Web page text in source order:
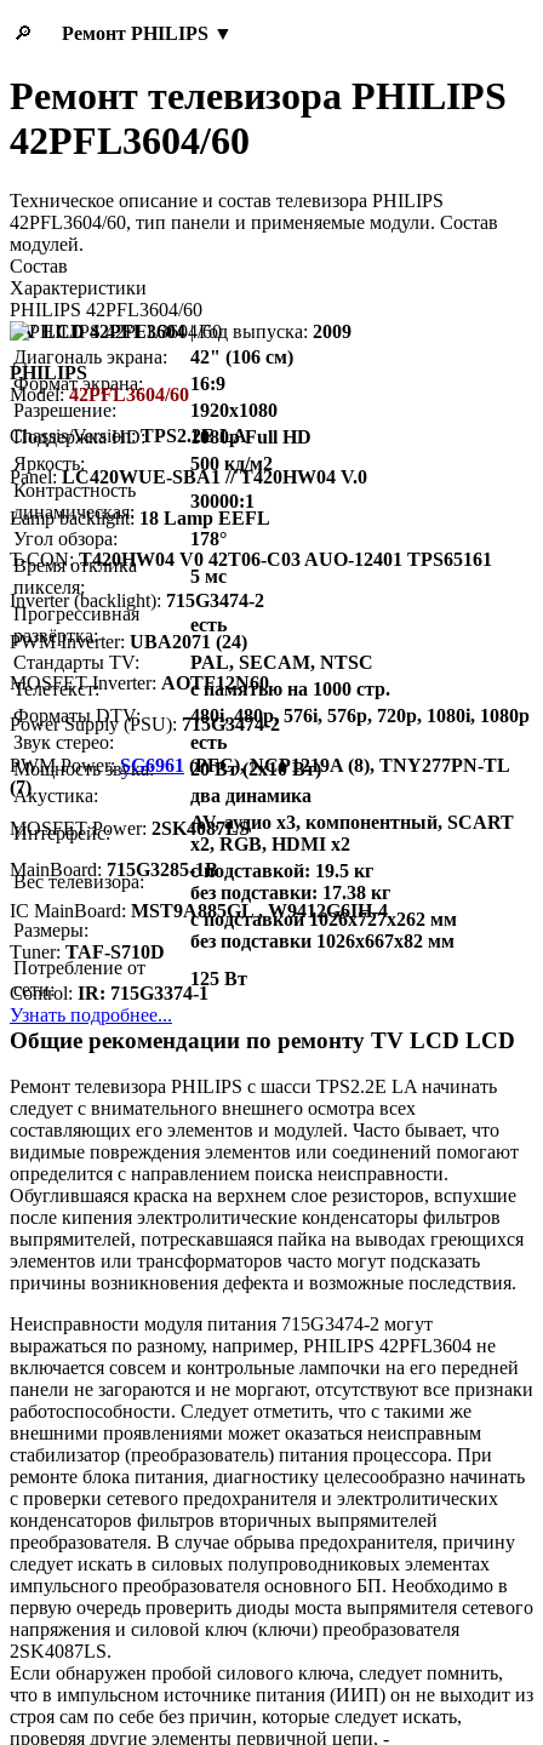
🔎 Ремонт PHILIPS ▼
Ремонт телевизора PHILIPS
42PFL3604/60
Техническое описание и состав телевизора PHILIPS
42PFL3604/60, тип панели и применяемые модули. Состав
модулей.
Состав
Характеристики
PHILIPS 42PFL3604/60
TV LCD 42PFL3604| Год выпуска: 2009
Диагональ экрана:
42" (106 см)
Формат экрана:
16:9
Разрешение:
1920x1080
Поддержка HD:
1080p Full HD
Яркость:
500 кд/м2
Контрастность
динамическая:
30000:1
Угол обзора:
178°
Время отклика
пикселя:
5 мс
Прогрессивная
развёртка:
есть
Стандарты TV:
PAL, SECAM, NTSC
Телетекст:
с памятью на 1000 стр.
Форматы DTV:
480i, 480p, 576i, 576p, 720p, 1080i, 1080p
Звук стерео:
есть
Мощность звука:
20 Вт (2х10 Вт)
Акустика:
два динамика
Интерфейс:
AV, аудио x3, компонентный, SCART
x2, RGB, HDMI x2
Вес телевизора:
с подставкой: 19.5 кг
без подставки: 17.38 кг
Размеры:
с подставкой 1026x727x262 мм
без подставки 1026x667x82 мм
Потребление от
сети:
125 Вт
Узнать подробнее...
PHILIPS
Model:42PFL3604/60
Chassis/Version:TPS2.2E LA
Panel:LC420WUE-SBA1 // T420HW04 V.0
Lamp backlight: 18 Lamp EEFL
T-CON:T420HW04 V0 42T06-C03 AUO-12401 TPS65161
Inverter (backlight): 715G3474-2
PWM Inverter: UBA2071 (24)
MOSFET Inverter: AOTF12N60
Power Supply (PSU): 715G3474-2
PWM Power:SG6961 (PFC), NCP1219A (8), TNY277PN-TL
(7)
MOSFET Power: 2SK4087LS
MainBoard: 715G3285-1B
IC MainBoard: MST9A885GL , W9412G6IH-4
Тuner: TAF-S710D
Control: IR: 715G3374-1
Общие рекомендации по ремонту TV LCD LCD
Ремонт телевизора PHILIPS с шасси TPS2.2E LA начинать
следует с внимательного внешнего осмотра всех
составляющих его элементов и модулей. Часто бывает, что
видимые повреждения элементов или соединений помогают
определится с направлением поиска неисправности.
Обуглившаяся краска на верхнем слое резисторов, вспухшие
после кипения электролитические конденсаторы фильтров
выпрямителей, потрескавшаяся пайка на выводах греющихся
элементов или трансформаторов часто могут подсказать
причины возникновения дефекта и возможные последствия.
Неисправности модуля питания 715G3474-2 могут
выражаться по разному, например, PHILIPS 42PFL3604 не
включается совсем и контрольные лампочки на его передней
панели не загораются и не моргают, отсутствуют все признаки
работоспособности. Следует отметить, что с такими же
внешними проявлениями может оказаться неисправным
стабилизатор (преобразователь) питания процессора. При
ремонте блока питания, диагностику целесообразно начинать
с проверки сетевого предохранителя и электролитических
конденсаторов фильтров вторичных выпрямителей
преобразователя. В случае обрыва предохранителя, причину
следует искать в силовых полупроводниковых элементах
импульсного преобразователя основного БП. Необходимо в
первую очередь проверить диоды моста выпрямителя сетевого
напряжения и силовой ключ (ключи) преобразователя
2SK4087LS.
Если обнаружен пробой силового ключа, следует помнить,
что в импульсном источнике питания (ИИП) он не выходит из
строя сам по себе без причин, которые следует искать,
проверяя другие элементы первичной цепи, -